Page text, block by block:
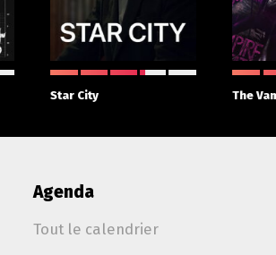
Star City The
Agenda
Tout le calendrier